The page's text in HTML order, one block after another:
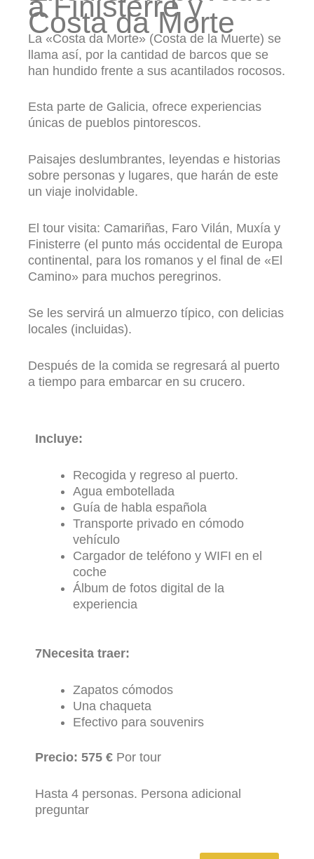
Costa da Morte
La «Costa da Morte» (Costa de la Muerte) se
llama así, por la cantidad de barcos que se
han hundido frente a sus acantilados rocosos.
Esta parte de Galicia, ofrece experiencias
únicas de pueblos pintorescos.
Paisajes deslumbrantes, leyendas e historias
sobre personas y lugares, que harán de este
un viaje inolvidable.
El tour visita: Camariñas, Faro Vilán, Muxía y
Finisterre (el punto más occidental de Europa
continental, para los romanos y el final de «El
Camino» para muchos peregrinos.
Se les servirá un almuerzo típico, con delicias
locales (incluidas).
Después de la comida se regresará al puerto
a tiempo para embarcar en su crucero.
Incluye:
Recogida y regreso al puerto.
Agua embotellada
Guía de habla española
Transporte privado en cómodo
vehículo
Cargador de teléfono y WIFI en el
coche
Álbum de fotos digital de la
experiencia
7Necesita traer:
Zapatos cómodos
Una chaqueta
Efectivo para souvenirs
Precio: 575 € Por tour
Hasta 4 personas. Persona adicional
preguntar